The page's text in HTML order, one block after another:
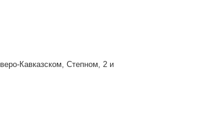
Кавказском, Степном, 2 и